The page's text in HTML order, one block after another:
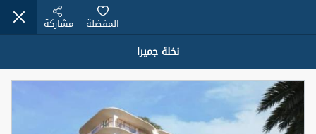
عقارات للبيع (12441)
نخلة جميرا
المفضلة مشاركة